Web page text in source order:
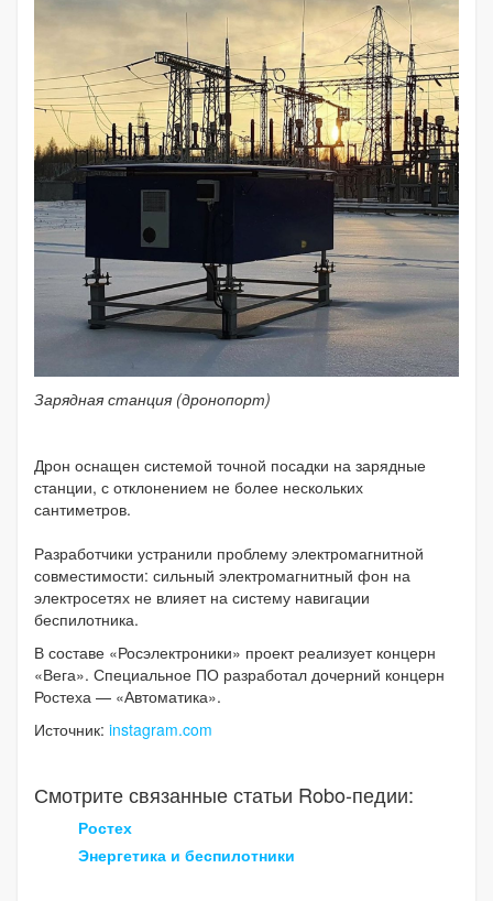
Зарядная станция (дронопорт)
Дрон оснащен системой точной посадки на зарядные
станции, с отклонением не более нескольких
сантиметров.
Разработчики устранили проблему электромагнитной
совместимости: сильный электромагнитный фон на
электросетях не влияет на систему навигации
беспилотника.
В составе «Росэлектроники» проект реализует концерн
«Вега». Специальное ПО разработал дочерний концерн
Ростеха — «Автоматика».
Источник: instagram.com
Смотрите связанные статьи Robo-педии:
Ростех
Энергетика и беспилотники